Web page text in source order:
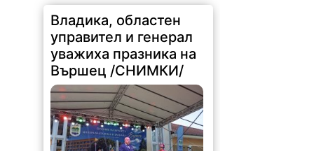
Владика, областен
управител и генерал
уважиха празника на
Вършец /СНИМКИ/